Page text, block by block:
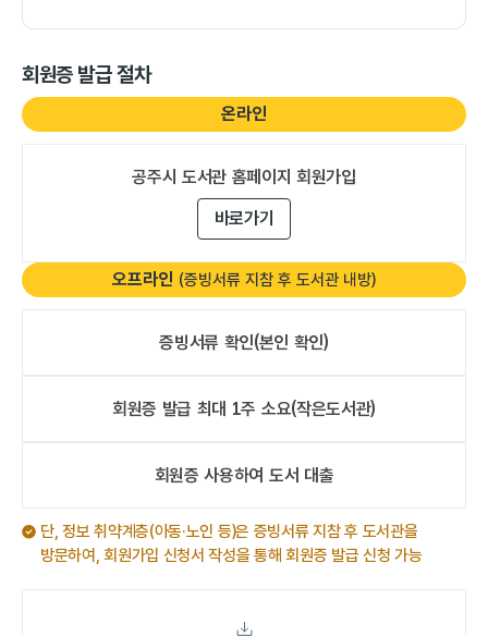
회원증 발급 절차
온라인
공주시 도서관 홈페이지 회원가입
바로가기
오프라인 (증빙서류 지참 후 도서관 내방)
증빙서류 확인(본인 확인)
오프라인
회원증 발급 최대 1주 소요(작은도서관)
오프라인
회원증 사용하여 도서 대출
단, 정보 취약계층(아동·노인 등)은 증빙서류 지참 후 도서관을
방문하여, 회원가입 신청서 작성을 통해 회원증 발급 신청 가능